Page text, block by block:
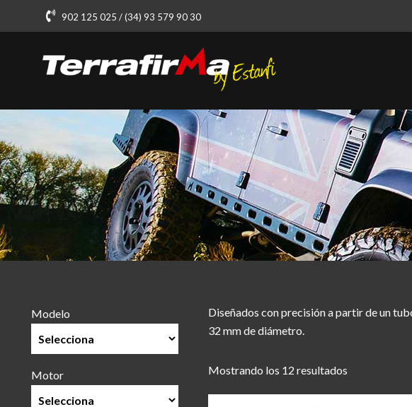
902 125 025 / (34) 93 579 90 30
Modelo
Motor
Diseñados con precisión a partir de un
32 mm de diámetro.
Mostrando los 12 resultados